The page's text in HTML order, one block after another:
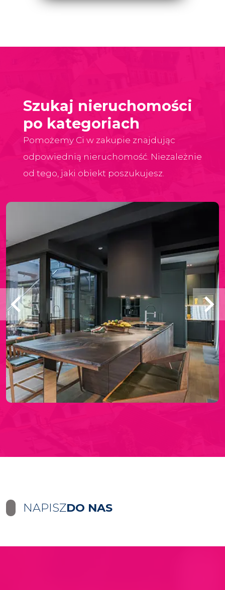
Szukaj nieruchomości
po kategoriach
Pomożemy Ci w zakupie znajdując
odpowiednią nieruchomość. Niezależnie
od tego, jaki obiekt poszukujesz.
NAPISZDO NAS